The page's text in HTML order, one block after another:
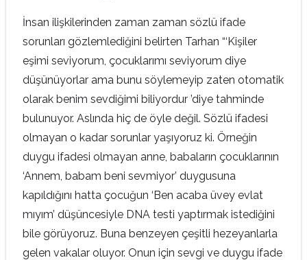
İnsan ilişkilerinden zaman zaman sözlü ifade
sorunları gözlemlediğini belirten Tarhan “‘Kişiler
eşimi seviyorum, çocuklarımı seviyorum diye
düşünüyorlar ama bunu söylemeyip zaten otomatik
olarak benim sevdiğimi biliyordur ’diye tahminde
bulunuyor. Aslında hiç de öyle değil. Sözlü ifadesi
olmayan o kadar sorunlar yaşıyoruz ki. Örneğin
duygu ifadesi olmayan anne, babaların çocuklarının
‘Annem, babam beni sevmiyor’ duygusuna
kapıldığını hatta çocuğun ‘Ben acaba üvey evlat
mıyım’ düşüncesiyle DNA testi yaptırmak istediğini
bile görüyoruz. Buna benzeyen çeşitli hezeyanlarla
gelen vakalar oluyor. Onun için sevgi ve duygu ifade